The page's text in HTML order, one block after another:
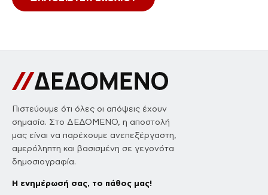
Πιστεύουμε ότι όλες οι απόψεις έχουν
σημασία. Στο ΔΕΔΟΜΕΝΟ, η αποστολή
μας είναι να παρέχουμε ανεπεξέργαστη,
αμερόληπτη και βασισμένη σε γεγονότα
δημοσιογραφία.
Η ενημέρωσή σας, το πάθος μας!